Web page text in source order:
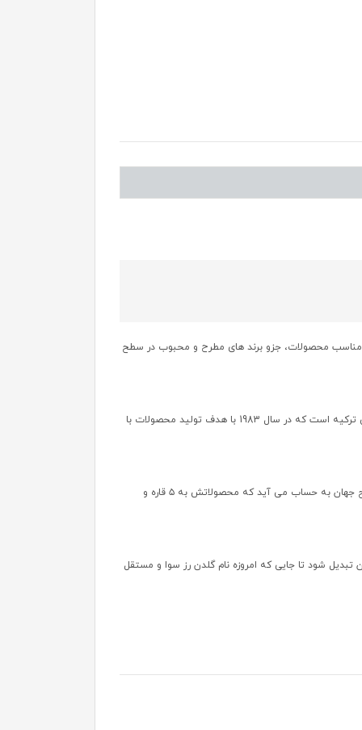
مناسب محصولات، جزو برند های مطرح و محبوب در سطح
برند گلدن رز زیر مجموعه کمپانی ارکول (Erkul Kozmetik Sanayi Ve Ticaret A.s)، از معروف ترین شرکت های تولید کننده لوازم آرایشی و بهداشتی ترکیه است که در سال 1983 با هدف تولید محصولات با
کمپانی ارکول علاوه بر گلدن رز، برند های کلاسیک، میس سلین و امیلی را نیز در زیر مجموعه خود دارد و جزو ۵ شرکت برتر تولید کننده لاک در سطح جهان به حساب می آید که محصولاتش به ۵ قاره و
شود تا جایی که امروزه نام گلدن رز سوا و مستقل